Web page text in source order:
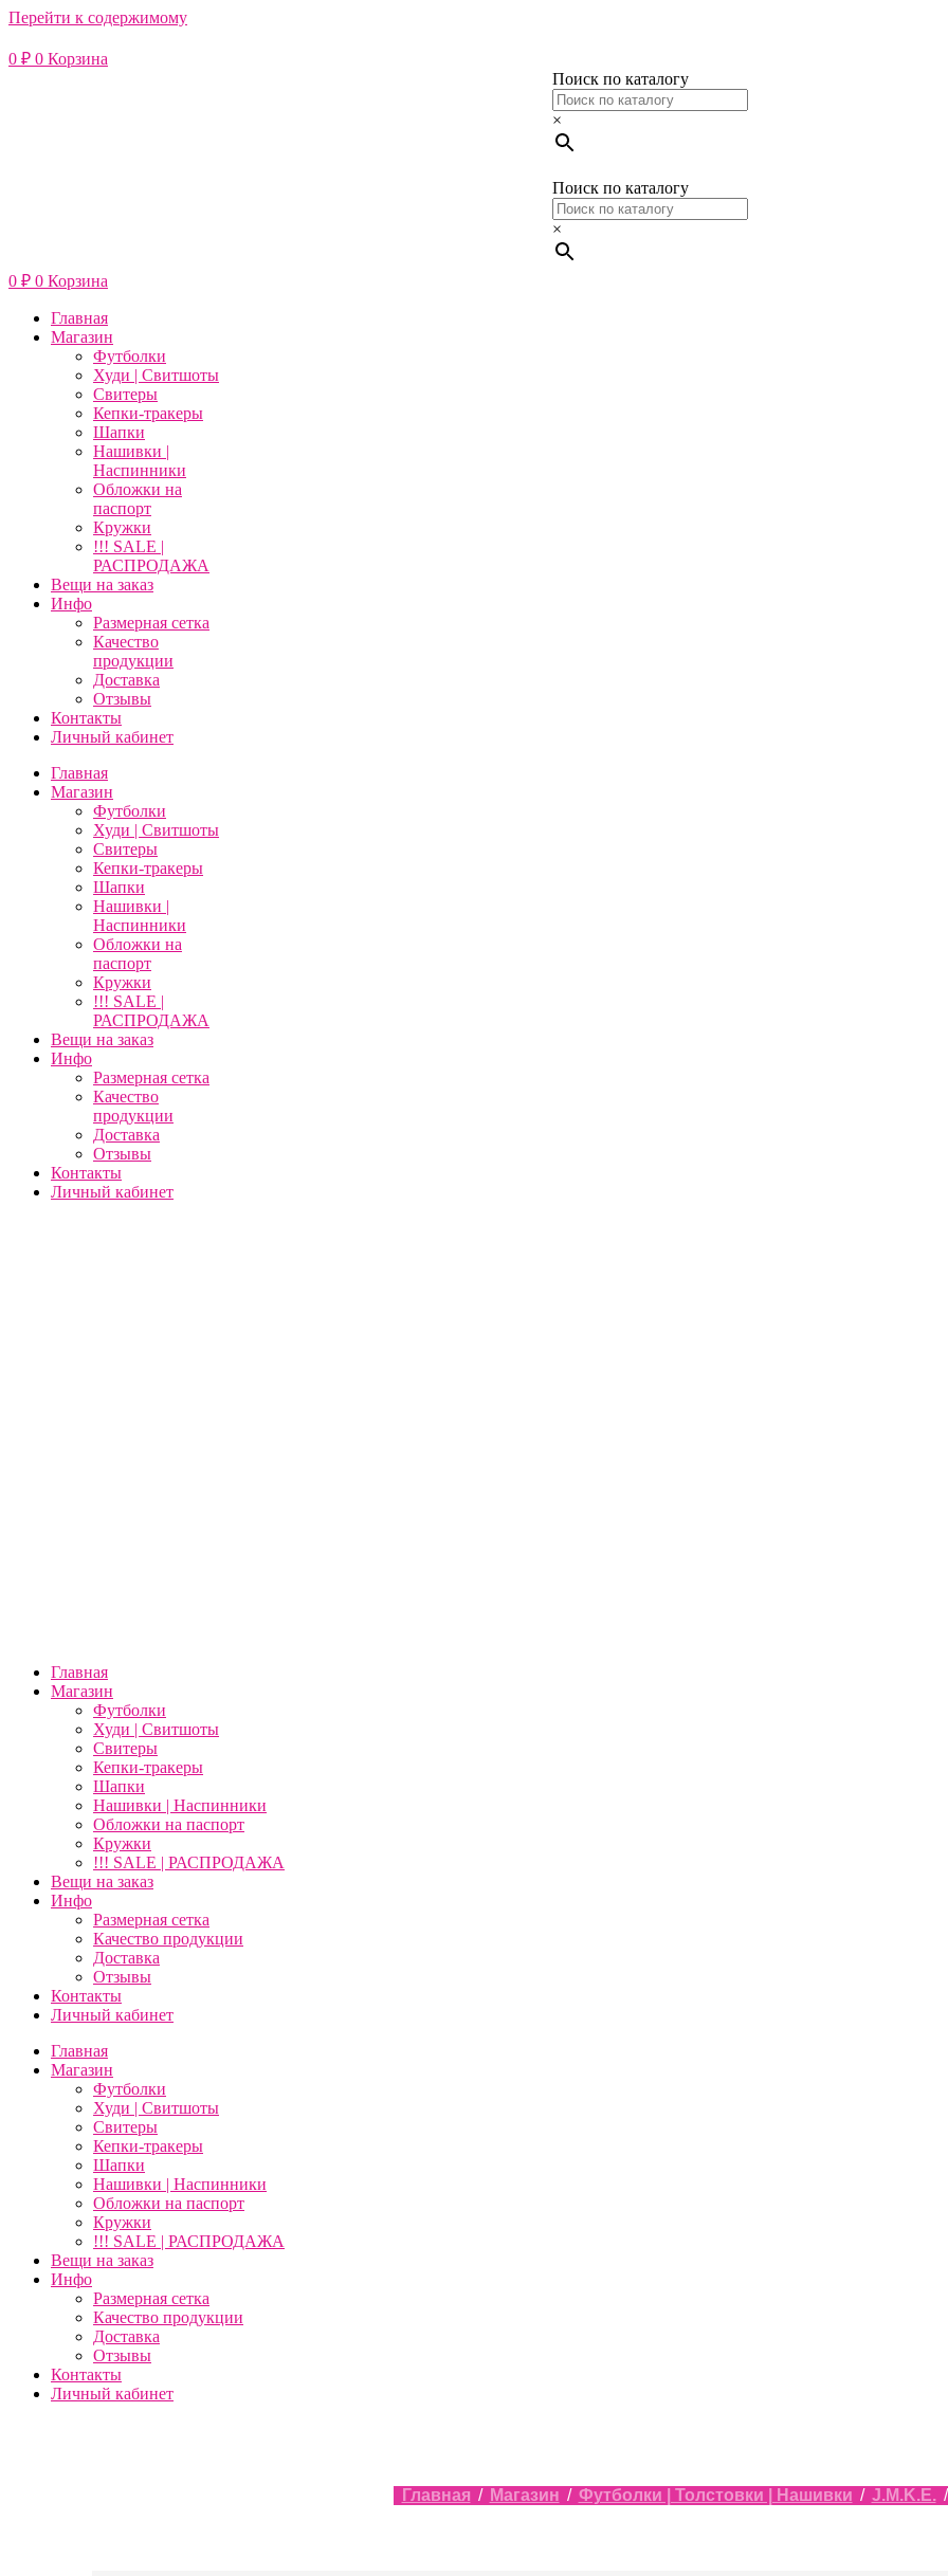
Перейти к содержимому
0 ₽ 0 Корзина
Поиск по каталогу
×
Поиск по каталогу
×
0 ₽ 0 Корзина
Главная
Магазин
Футболки
Худи | Свитшоты
Свитеры
Кепки-тракеры
Шапки
Нашивки |
Наспинники
Обложки на
паспорт
Кружки
!!! SALE |
РАСПРОДАЖА
Вещи на заказ
Инфо
Размерная сетка
Качество
продукции
Доставка
Отзывы
Контакты
Личный кабинет
Главная
Магазин
Футболки
Худи | Свитшоты
Свитеры
Кепки-тракеры
Шапки
Нашивки |
Наспинники
Обложки на
паспорт
Кружки
!!! SALE |
РАСПРОДАЖА
Вещи на заказ
Инфо
Размерная сетка
Качество
продукции
Доставка
Отзывы
Контакты
Личный кабинет
Главная
Магазин
Футболки
Худи | Свитшоты
Свитеры
Кепки-тракеры
Шапки
Нашивки | Наспинники
Обложки на паспорт
Кружки
!!! SALE | РАСПРОДАЖА
Вещи на заказ
Инфо
Размерная сетка
Качество продукции
Доставка
Отзывы
Контакты
Личный кабинет
Главная
Магазин
Футболки
Худи | Свитшоты
Свитеры
Кепки-тракеры
Шапки
Нашивки | Наспинники
Обложки на паспорт
Кружки
!!! SALE | РАСПРОДАЖА
Вещи на заказ
Инфо
Размерная сетка
Качество продукции
Доставка
Отзывы
Контакты
Личный кабинет
Главная / Магазин / Футболки | Толстовки | Нашивки / J.M.K.E.